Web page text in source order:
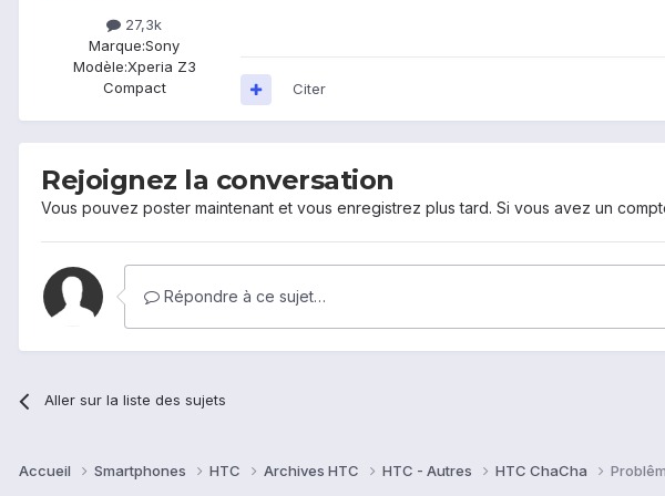
27,3k
Marque:Sony
Modèle:Xperia Z3
Compact
Citer
Rejoignez la conversation
Vous pouvez poster maintenant et vous enregistrez plus tard. Si vous avez un
Répondre à ce sujet…
Aller sur la liste des sujets
Accueil Smartphones HTC Archives HTC HTC - Autres HTC ChaCha